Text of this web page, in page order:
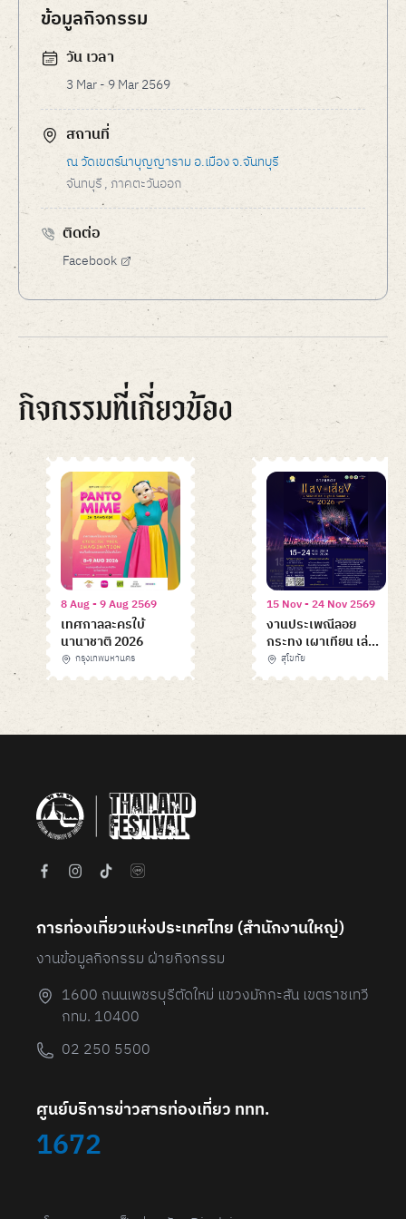
ข้อมูลกิจกรรม
วัน เวลา
3 Mar - 9 Mar 2569
สถานที่
ณ วัดเขตร์นาบุญญาราม อ.เมือง จ.จันทบุรี
จันทบุรี, ภาคตะวันออก
ติดต่อ
Facebook
กิจกรรมที่เกี่ยวข้อง
8 Aug - 9 Aug 2569
เทศกาลละครใบ้
นานาชาติ 2026
กรุงเทพมหานคร
15 Nov - 24 Nov 2569
งานประเพณีลอย
กระทง เผาเทียน เล่น
ไฟ จังหวัดสุโขทัย
ประจำปี 2569
สุโขทัย
Item
of
การท่องเที่ยวแห่งประเทศไทย (สํานักงานใหญ่)
งานข้อมูลกิจกรรม ฝ่ายกิจกรรม
1600 ถนนเพชรบุรีตัดใหม่ แขวงมักกะสัน เขตราชเทวี
กทม. 10400
02 250 5500
ศูนย์บริการข่าวสารท่องเที่ยว ททท.
1672